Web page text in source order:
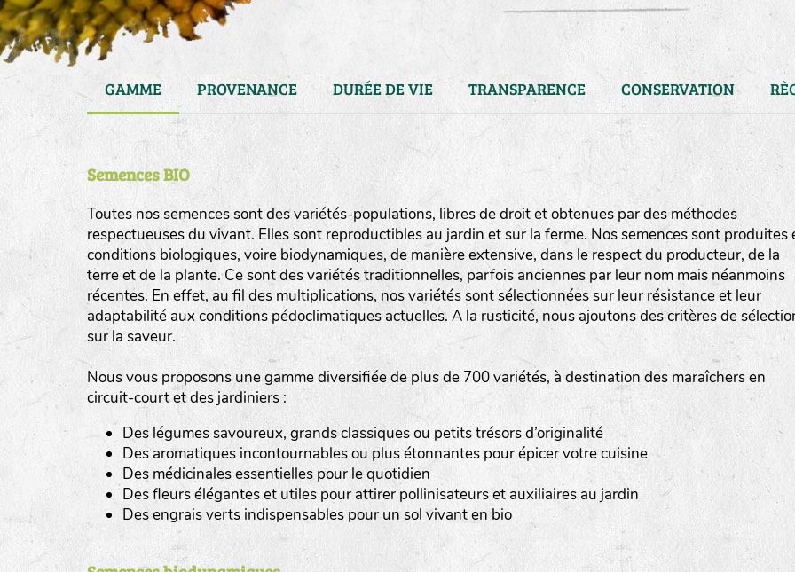
GAMME PROVENANCE DURÉE DE VIE TRANSPARENCE CONSERVATION
Semences BIO
Toutes nos semences sont des variétés-populations, libres de droit et obtenues par des méthodes
respectueuses du vivant. Elles sont reproductibles au jardin et sur la ferme. Nos semences sont produites
conditions biologiques, voire biodynamiques, de manière extensive, dans le respect du producteur, de la
terre et de la plante. Ce sont des variétés traditionnelles, parfois anciennes par leur nom mais néanmoins
récentes. En effet, au fil des multiplications, nos variétés sont sélectionnées sur leur résistance et leur
adaptabilité aux conditions pédoclimatiques actuelles. A la rusticité, nous ajoutons des critères de
sur la saveur.
Nous vous proposons une gamme diversifiée de plus de 700 variétés, à destination des maraîchers en
circuit-court et des jardiniers :
Des légumes savoureux, grands classiques ou petits trésors d’originalité
Des aromatiques incontournables ou plus étonnantes pour épicer votre cuisine
Des médicinales essentielles pour le quotidien
Des fleurs élégantes et utiles pour attirer pollinisateurs et auxiliaires au jardin
Des engrais verts indispensables pour un sol vivant en bio
LA RÉFÉRENCE :F BEL20BPA1A (en haut à
F : Fleurs.
Les autres catégories étant :
E
: Engrais vert
L: Légumes
A: Aromatiques
BEL : Code de la variété
(Ici Belle de nuit)
20 : Année de récolte
(ici 2020)
haies
zone sauvage
mare
tas de compost
fleurs
animaux domestiques
animaux sauvages
biodiversité cultivée